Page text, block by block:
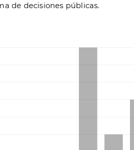
de decisiones públicas.